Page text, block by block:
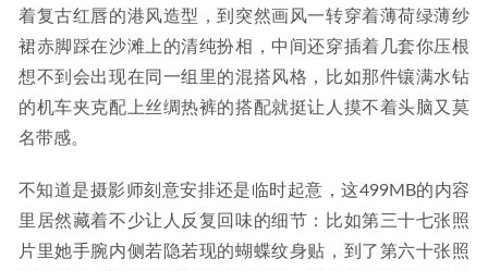
着复古红唇的港风造型，到突然画风一转穿着薄荷绿薄纱
裙赤脚踩在沙滩上的清纯扮相，中间还穿插着几套你压根
想不到会出现在同一组里的混搭风格，比如那件镶满水钻
的机车夹克配上丝绸热裤的搭配就挺让人摸不着头脑又莫
名带感。
不知道是摄影师刻意安排还是临时起意，这499MB的内容
里居然藏着不少让人反复回味的细节：比如第三十七张照
片里她手腕内侧若隐若现的蝴蝶纹身贴，到了第六十张照